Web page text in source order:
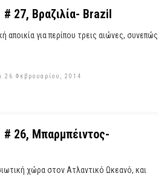
27, Βραζιλία- Brazil
αποικία για περίπου τρεις αιώνες, συνεπώς
26 Φεβρουαρίου, 2014
26, Μπαρμπέιντος-
χώρα στον Ατλαντικό Ωκεανό, και